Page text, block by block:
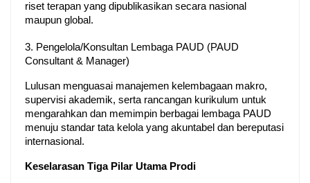
riset terapan yang dipublikasikan secara nasional
maupun global.
3. Pengelola/Konsultan Lembaga PAUD (PAUD
Consultant & Manager)
Lulusan menguasai manajemen kelembagaan makro,
supervisi akademik, serta rancangan kurikulum untuk
mengarahkan dan memimpin berbagai lembaga PAUD
menuju standar tata kelola yang akuntabel dan bereputasi
internasional.
Keselarasan Tiga Pilar Utama Prodi